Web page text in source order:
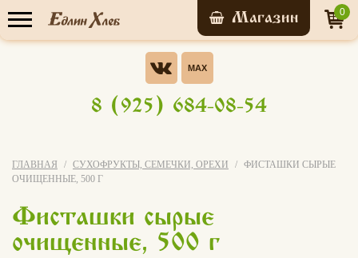
0
Прайс-лист
7 156 человек
Записаться на
Хотели бы Вы участвовать в
бонусной системе ЭВО-
я не знаю что это за бонусная
система
8 (925) 684-08-54
ГЛАВНАЯ СУХОФРУКТЫ, СЕМЕЧКИ, ОРЕХИ
ФИСТАШКИ СЫРЫЕ
ОЧИЩЕННЫЕ, 500 Г
Фисташки сырые
очищенные, 500 г